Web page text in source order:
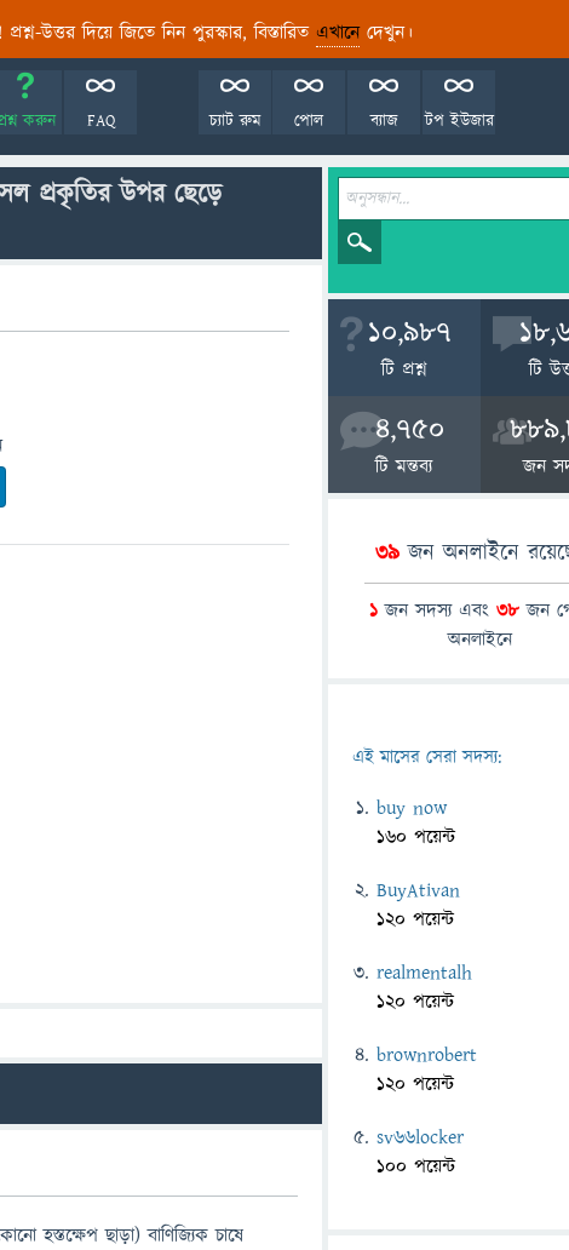
উত্তর দিয়ে জিতে নিন পুরস্কার, বিস্তারিত এখানেদেখুন।
করুন FAQ টপ ইউজার
ব্যাজ
পোল
চ্যাট রুম
প্রকৃতির উপর ছেড়ে
হস্তক্ষেপ ছাড়া) বাণিজ্যিক চাষে
10,987
টি প্রশ্ন টি
4,750
টি মন্তব্য জন
39জন অনলাইনে
1 জন সদস্য এবং 38 জন
অনলাইনে
এই মাসের সেরা সদস্য:
buy now
160 পয়েন্ট
BuyAtivan
120 পয়েন্ট
realmentalh
120 পয়েন্ট
brownrobert
120 পয়েন্ট
sv66locker
100 পয়েন্ট